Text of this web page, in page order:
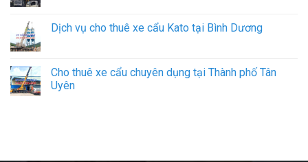
Dịch vụ cho thuê xe cẩu Kato tại Bình Dương
Cho thuê xe cẩu chuyên dụng tại Thành phố Tân
Uyên